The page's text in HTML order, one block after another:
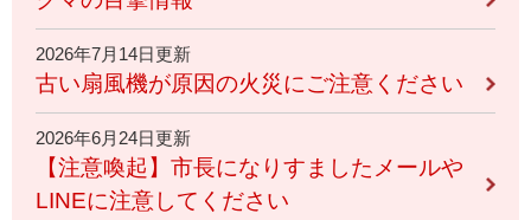
2026年7月14日更新
古い扇風機が原因の火災にご注意ください
2026年6月24日更新
【注意喚起】市長になりすましたメールや
LINEに注意してください